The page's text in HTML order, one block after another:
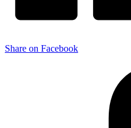
Share on Facebook